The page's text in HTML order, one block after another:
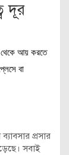
দূর
থেকে আয় করতে
বা
প্রসার
সবাই